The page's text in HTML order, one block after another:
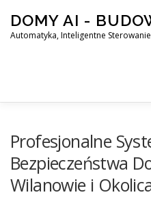
content
DOMY AI -
Automatyka, Inteligentne
SMART DOM AI –
Profesjonalne
Bezpieczeństwa
Wilanowie i